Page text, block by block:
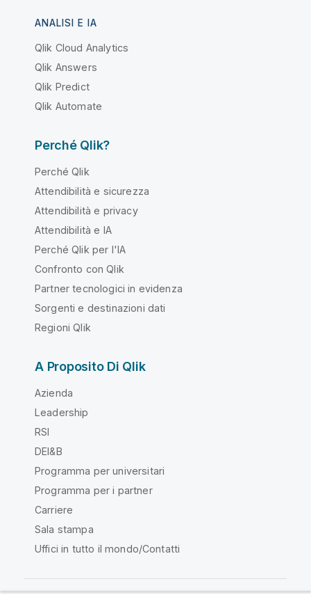
ANALISI E IA
Qlik Cloud Analytics
Qlik Answers
Qlik Predict
Qlik Automate
Perché Qlik?
Perché Qlik
Attendibilità e sicurezza
Attendibilità e privacy
Attendibilità e IA
Perché Qlik per l'IA
Confronto con Qlik
Partner tecnologici in evidenza
Sorgenti e destinazioni dati
Regioni Qlik
A Proposito Di Qlik
Azienda
Leadership
RSI
DEI&B
Programma per universitari
Programma per i partner
Carriere
Sala stampa
Uffici in tutto il mondo/Contatti